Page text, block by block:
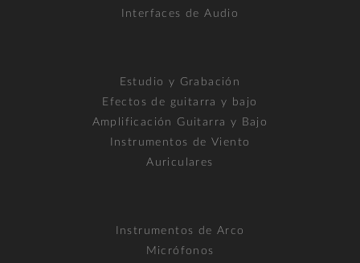
Interfaces de Audio
Estudio y Grabación
Efectos de guitarra y bajo
Amplificación Guitarra y Bajo
Instrumentos de Viento
Auriculares
Instrumentos de Arco
Micrófonos